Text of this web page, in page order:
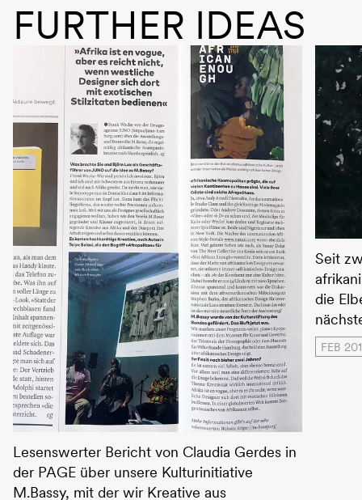
FURTHER IDEAS
Lesenswerter Bericht von Claudia Gerdes in
der PAGE über unsere Kulturinitiative
M.Bassy, mit der wir Kreative aus
Seit
die
FEB